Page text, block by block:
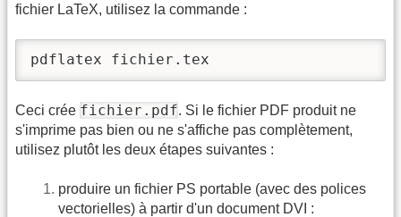
fichier LaTeX, utilisez la commande :
pdflatex fichier.tex
Ceci crée fichier.pdf. Si le fichier PDF produit ne
s'imprime pas bien ou ne s'affiche pas complètement,
utilisez plutôt les deux étapes suivantes :
produire un fichier PS portable (avec des polices
vectorielles) à partir d'un document DVI :